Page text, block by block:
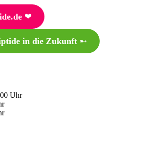
❤︎
in die Zukunft➸
Uhr